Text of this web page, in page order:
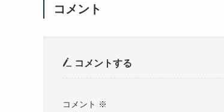
コメント
コメントする
コメント ※